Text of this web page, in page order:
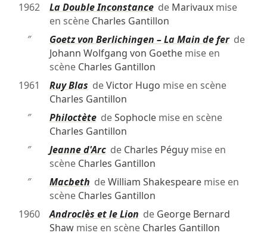
1962
La Double Inconstancede Marivauxmise
en scène Charles Gantillon
″
Goetz von Berlichingen – La Main de ferde
Johann Wolfgang von Goethemise en
scène Charles Gantillon
1961
Ruy Blas deVictor Hugo mise en scène
Charles Gantillon
″
PhiloctètedeSophoclemise en scène
Charles Gantillon
″
Jeanne d'Arcde Charles Péguymise en
scène Charles Gantillon
″
Macbeth deWilliam Shakespearemise en
scène Charles Gantillon
1960
Androclès et le Lion de George Bernard
Shawmise en scène Charles Gantillon